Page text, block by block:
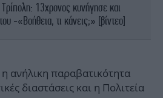
13χρονος κυνήγησε και
-«Βοήθεια, τι κάνεις;» [βίντεο]
ανήλικη παραβατικότητα
διαστάσεις και η Πολιτεία